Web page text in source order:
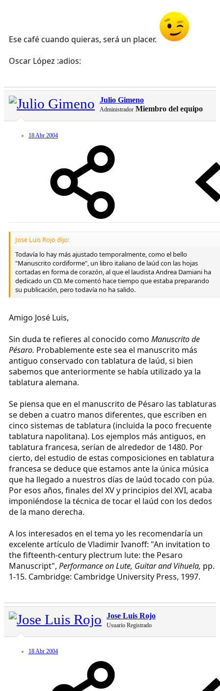
Ese café cuando quieras, será un placer.
Oscar López :adios:
Julio Gimeno
Administrador Miembro del equipo
18 Abr 2004
Jose Luis Rojo dijo:
Todavía lo hay más ajustado temporalmente, como el bello
"Manuscrito cordiforme", un libro italiano de laúd con las hojas
cortadas en forma de corazón, al que el laudista Andrea Damiani ha
dedicado un CD. Me comentó hace tiempo que estaba preparando
su publicación, pero todavía no ha salido.
Amigo José Luis,
Sin duda te refieres al conocido como Manuscrito de
Pésaro. Probablemente este sea el manuscrito más
antiguo conservado con tablatura de laúd, si bien
sabemos que anteriormente se había utilizado ya la
tablatura alemana.
Se piensa que en el manuscrito de Pésaro las tablaturas
se deben a cuatro manos diferentes, que escriben en
cinco sistemas de tablatura (incluida la poco frecuente
tablatura napolitana). Los ejemplos más antiguos, en
tablatura francesa, serían de alrededor de 1480. Por
cierto, del estudio de estas composiciones en tablatura
francesa se deduce que estamos ante la única música
que ha llegado a nuestros días de laúd tocado con púa.
Por esos años, finales del XV y principios del XVI, acaba
imponiéndose la técnica de tocar el laúd con los dedos
de la mano derecha.
A los interesados en el tema yo les recomendaría un
excelente artículo de Vladimir Ivanoff: "An invitation to
the fifteenth-century plectrum lute: the Pesaro
Manuscript", Performance on Lute, Guitar and Vihuela, pp.
1-15. Cambridge: Cambridge University Press, 1997.
Jose Luis Rojo
Usuario Registrado
18 Abr 2004